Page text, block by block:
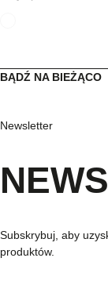
BĄDŹ NA BIEŻĄCO
Newsletter
Subskrybuj, aby
produktów.